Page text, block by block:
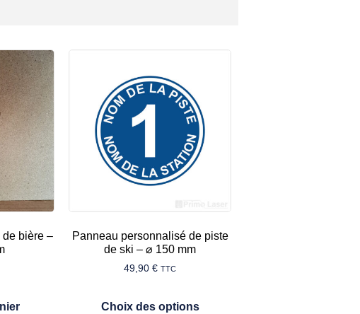
de bière –
Panneau personnalisé de piste
de ski – ⌀ 150 mm
49,90 € TTC
Choix des options